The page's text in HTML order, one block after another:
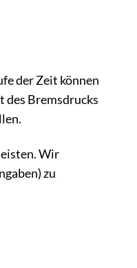
der Zeit können
des Bremsdrucks
Wir
zu